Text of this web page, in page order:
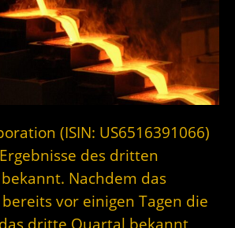
(ISIN: US6516391066)
des dritten
Nachdem das
vor einigen Tagen die
dritte Quartal bekannt